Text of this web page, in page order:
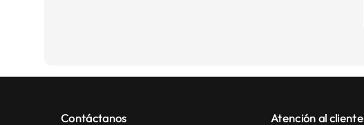
Contáctanos Atención al cliente